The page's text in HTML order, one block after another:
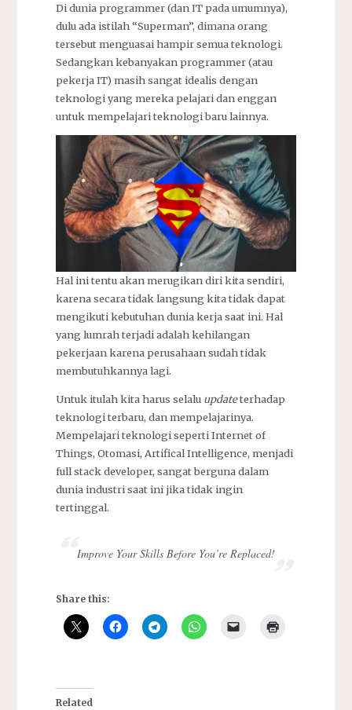
Di dunia programmer (dan IT pada umumnya),
dulu ada istilah “Superman”, dimana orang
tersebut menguasai hampir semua teknologi.
Sedangkan kebanyakan programmer (atau
pekerja IT) masih sangat idealis dengan
teknologi yang mereka pelajari dan enggan
untuk mempelajari teknologi baru lainnya.
Hal ini tentu akan merugikan diri kita sendiri,
karena secara tidak langsung kita tidak dapat
mengikuti kebutuhan dunia kerja saat ini. Hal
yang lumrah terjadi adalah kehilangan
pekerjaan karena perusahaan sudah tidak
membutuhkannya lagi.
Untuk itulah kita harus selalu updateterhadap
teknologi terbaru, dan mempelajarinya.
Mempelajari teknologi seperti Internet of
Things, Otomasi, Artifical Intelligence, menjadi
full stack developer, sangat berguna dalam
dunia industri saat ini jika tidak ingin
tertinggal.
Improve Your Skills Before You’re Replaced!
Share this:
Related